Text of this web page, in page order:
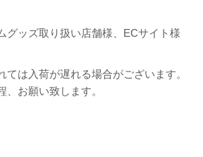
グッズ取り扱い店舗様、ECサイト様
は入荷が遅れる場合がございます。
、お願い致します。